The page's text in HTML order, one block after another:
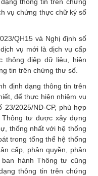
vụ chứng thực chữ ký số
QH15 và Nghị định số
vụ mới là dịch vụ cấp
thông điệp dữ liệu, hiện
tin trên chứng thư số.
dạng thông tin trên
để thực hiện nhiệm vụ
23/2025/NĐ-CP, phù hợp
tư được xây dựng
thống nhất với hệ thống
trong tổng thể hệ thống
cấp, phân quyền, phân
hành Thông tư cũng
thông tin trên chứng